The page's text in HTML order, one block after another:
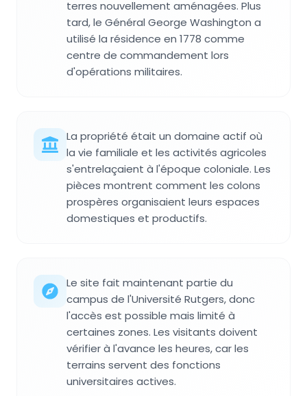
terres nouvellement aménagées. Plus
tard, le Général George Washington a
utilisé la résidence en 1778 comme
centre de commandement lors
d'opérations militaires.
La propriété était un domaine actif où
la vie familiale et les activités agricoles
s'entrelaçaient à l'époque coloniale. Les
pièces montrent comment les colons
prospères organisaient leurs espaces
domestiques et productifs.
Le site fait maintenant partie du
campus de l'Université Rutgers, donc
l'accès est possible mais limité à
certaines zones. Les visitants doivent
vérifier à l'avance les heures, car les
terrains servent des fonctions
universitaires actives.